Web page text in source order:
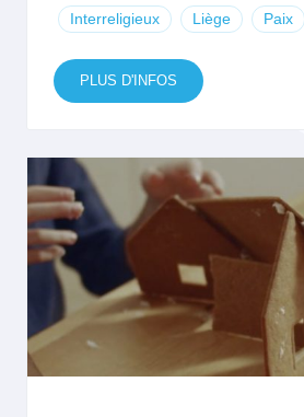
Interreligieux Liège Paix
PLUS D'INFOS